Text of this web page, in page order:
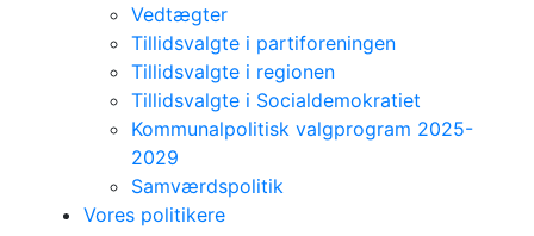
Vedtægter
Tillidsvalgte i partiforeningen
Tillidsvalgte i regionen
Tillidsvalgte i Socialdemokratiet
Kommunalpolitisk valgprogram 2025-
2029
Samværdspolitik
Vores politikere